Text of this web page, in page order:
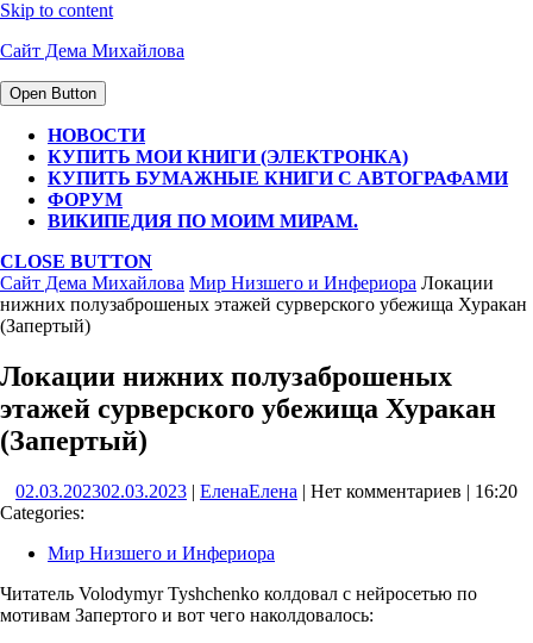
Skip to content
Сайт Дема Михайлова
Open Button
НОВОСТИ
КУПИТЬ МОИ КНИГИ (ЭЛЕКТРОНКА)
КУПИТЬ БУМАЖНЫЕ КНИГИ С АВТОГРАФАМИ
ФОРУМ
ВИКИПЕДИЯ ПО МОИМ МИРАМ.
CLOSE BUTTON
Сайт Дема Михайлова Мир Низшего и Инфериора Локации
нижних полузаброшеных этажей сурверского убежища Хуракан
(Запертый)
Локации нижних полузаброшеных
этажей сурверского убежища Хуракан
(Запертый)
02.03.202302.03.2023 | ЕленаЕлена | Нет комментариев | 16:20
Categories:
Мир Низшего и Инфериора
Читатель Volodymyr Tyshchenko колдовал с нейросетью по
мотивам Запертого и вот чего наколдовалось: